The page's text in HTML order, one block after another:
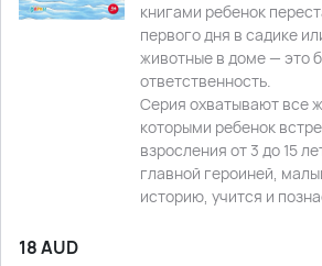
книгами ребенок
первого дня в садике
животные в доме — это
ответственность.
Серия охватывают все
которыми ребенок
взросления от 3 до 15
главной героиней,
историю, учится и
18AUD